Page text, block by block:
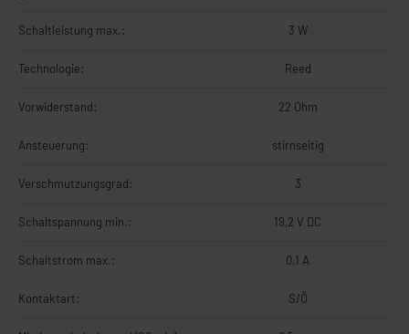
Schaltleistung max.: 3 W
Technologie: Reed
Vorwiderstand: 22 Ohm
Ansteuerung: stirnseitig
Verschmutzungsgrad: 3
Schaltspannung min.: 19,2 V DC
Schaltstrom max.: 0,1 A
Kontaktart: S/Ö